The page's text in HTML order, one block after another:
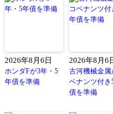
2026年8月6日
ホンダFが3年・5
年債を準備
2026年8月6
古河機械金属
ベナンツ付き
債を準備